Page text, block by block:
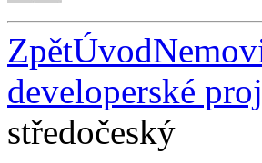
ZpětÚvod
developerské
středočeský